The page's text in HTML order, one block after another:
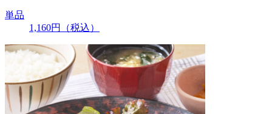
単品
1,160円 （税込）